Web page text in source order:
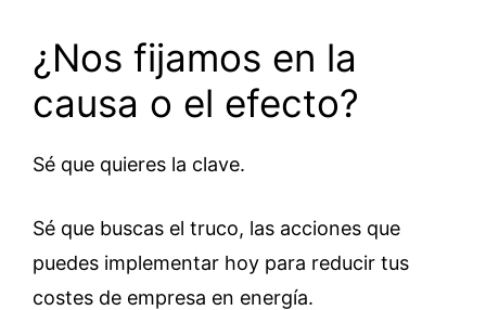
¿Nos fijamos en la
causa o el efecto?
Sé que quieres la clave.
Sé que buscas el truco, las acciones que
puedes implementar hoy para reducir tus
costes de empresa en energía.